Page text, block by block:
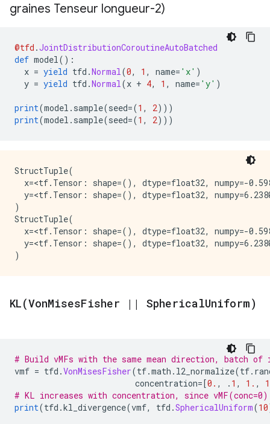
graines Tenseur longueur-2)
@tfd .JointDistributionCoroutineAutoBatched
def model ():
x = yield tfd .Normal (0, 1 , name= 'x' )
y = yield tfd .Normal (x + 4, 1 , name= 'y' )
print(model . sample(seed=(1 , 2)))
print(model . sample(seed=(1 , 2)))
StructTuple(
x=<tf.Tensor: shape=(), dtype=float32, numpy=-
y=<tf.Tensor: shape=(), dtype=float32,
)
StructTuple(
x=<tf.Tensor: shape=(), dtype=float32, numpy=-
y=<tf.Tensor: shape=(), dtype=float32,
KL(VonMisesFisher | | SphericalUniform)
# Build vMFs with the same mean direction, batch of
vmf = tfd .VonMisesFisher(tf.math . l2_normalize(tf.
concentration=[0. , . 1 , 1. ,
# KL increases with concentration, since
print(tfd .kl_divergence(vmf, tfd .SphericalUniform(10